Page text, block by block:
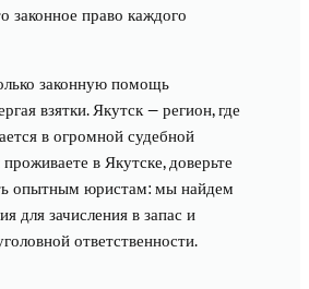
законное право каждого
законную помощь
взятки. Якутск — регион, где
в огромной судебной
в Якутске, доверьте
опытным юристам: мы найдем
для зачисления в запас и
ответственности.